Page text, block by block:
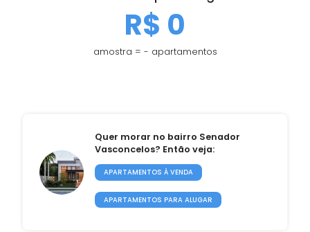
R$ 0
amostra = - apartamentos
Quer morar no bairro Senador
Vasconcelos? Então veja:
APARTAMENTOS À VENDA
APARTAMENTOS PARA ALUGAR